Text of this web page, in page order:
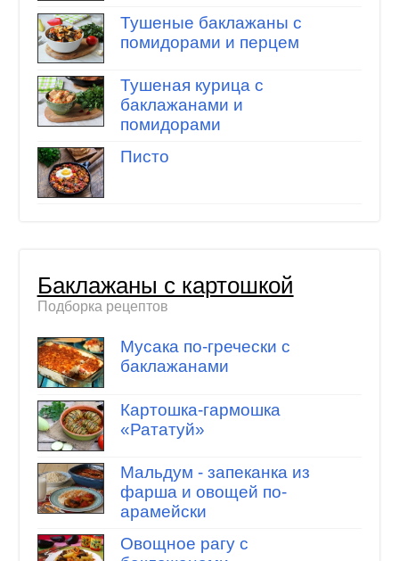
Тушеные баклажаны с
помидорами и перцем
Тушеная курица с
баклажанами и
помидорами
Писто
Баклажаны с картошкой
Подборка рецептов
Мусака по-гречески с
баклажанами
Картошка-гармошка
«Рататуй»
Мальдум - запеканка из
фарша и овощей по-
арамейски
Овощное рагу с